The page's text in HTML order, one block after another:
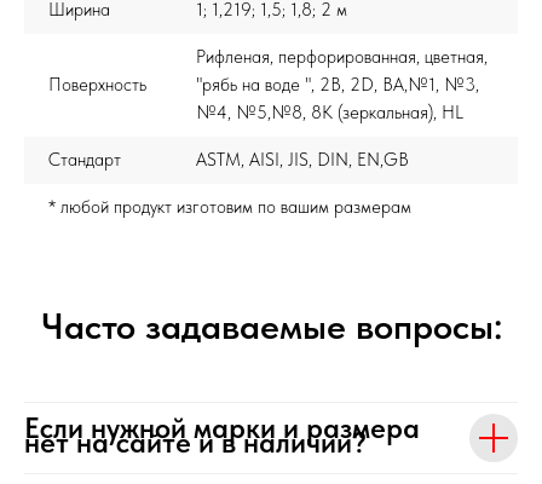
Ширина 1; 1,219; 1,5; 1,8; 2 м
Поверхность
Рифленая, перфорированная, цветная,
"рябь на воде ", 2B, 2D, BA,№1, №3,
№4, №5,№8, 8K (зеркальная), HL
Стандарт ASTM, AISI, JIS, DIN, EN,GB
* любой продукт изготовим по вашим размерам
Часто задаваемые вопросы:
Если нужной марки и размера
нет на сайте и в наличии?